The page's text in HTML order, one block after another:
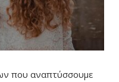
που αναπτύσσουμε